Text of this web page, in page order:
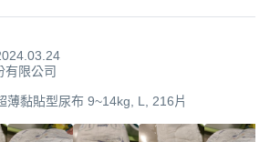
有限公司
薄黏貼型尿布 9~14kg, L, 216片